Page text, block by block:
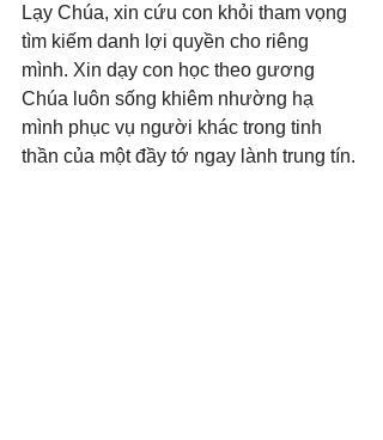
Lạy Chúa, xin cứu con khỏi tham vọng
tìm kiếm danh lợi quyền cho riêng
mình. Xin dạy con học theo gương
Chúa luôn sống khiêm nhường hạ
mình phục vụ người khác trong tinh
thần của một đầy tớ ngay lành trung tín.